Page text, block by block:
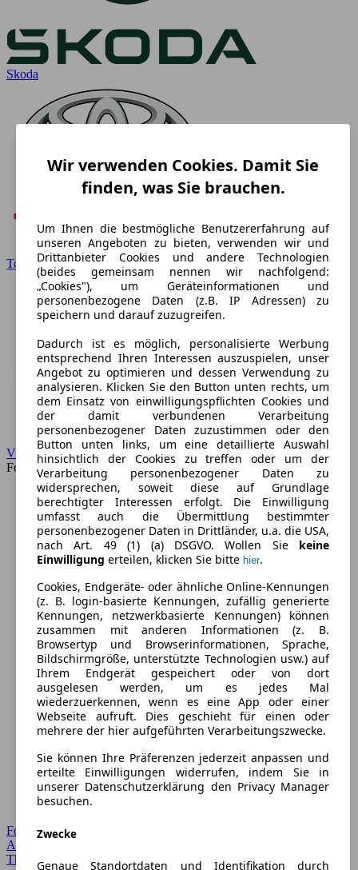
Skoda
Toyota
VW
Forum
Forum Startseite
Alle Auto-Foren
Themen-Forum
Wir verwenden Cookies. Damit Sie
finden, was Sie brauchen.
Um Ihnen die bestmögliche Benutzererfahrung auf
unseren Angeboten zu bieten, verwenden wir und
Drittanbieter Cookies und andere Technologien
(beides gemeinsam nennen wir nachfolgend:
„Cookies"), um Geräteinformationen und
personenbezogene Daten (z.B. IP Adressen) zu
speichern und darauf zuzugreifen.
Dadurch ist es möglich, personalisierte Werbung
entsprechend Ihren Interessen auszuspielen, unser
Angebot zu optimieren und dessen Verwendung zu
analysieren. Klicken Sie den Button unten rechts, um
dem Einsatz von einwilligungspflichten Cookies und
der damit verbundenen Verarbeitung
personenbezogener Daten zuzustimmen oder den
Button unten links, um eine detaillierte Auswahl
hinsichtlich der Cookies zu treffen oder um der
Verarbeitung personenbezogener Daten zu
widersprechen, soweit diese auf Grundlage
berechtigter Interessen erfolgt. Die Einwilligung
umfasst auch die Übermittlung bestimmter
personenbezogener Daten in Drittländer, u.a. die USA,
nach Art. 49 (1) (a) DSGVO. Wollen Sie keine
Einwilligung erteilen, klicken Sie bitte hier.
Cookies, Endgeräte- oder ähnliche Online-Kennungen
(z. B. login-basierte Kennungen, zufällig generierte
Kennungen, netzwerkbasierte Kennungen) können
zusammen mit anderen Informationen (z. B.
Browsertyp und Browserinformationen, Sprache,
Bildschirmgröße, unterstützte Technologien usw.) auf
Ihrem Endgerät gespeichert oder von dort
ausgelesen werden, um es jedes Mal
wiederzuerkennen, wenn es eine App oder einer
Webseite aufruft. Dies geschieht für einen oder
mehrere der hier aufgeführten Verarbeitungszwecke.
Sie können Ihre Präferenzen jederzeit anpassen und
erteilte Einwilligungen widerrufen, indem Sie in
unserer Datenschutzerklärung den Privacy Manager
besuchen.
Zwecke
Genaue Standortdaten und Identifikation durch